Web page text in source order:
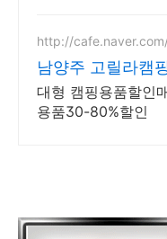
http://
남양주 고릴라캠
대형 캠핑용품할인
용품30-80%할인